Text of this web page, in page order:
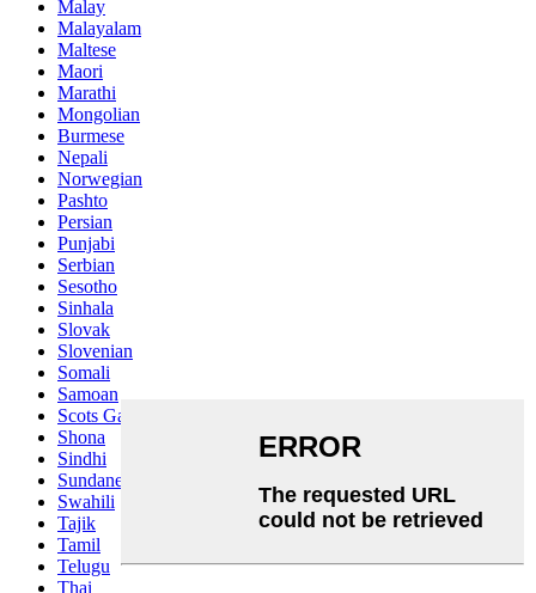
Malay
Malayalam
Maltese
Maori
Marathi
Mongolian
Burmese
Nepali
Norwegian
Pashto
Persian
Punjabi
Serbian
Sesotho
Sinhala
Slovak
Slovenian
Somali
Samoan
Scots Gaelic
Shona
Sindhi
Sundanese
Swahili
Tajik
Tamil
Telugu
Thai